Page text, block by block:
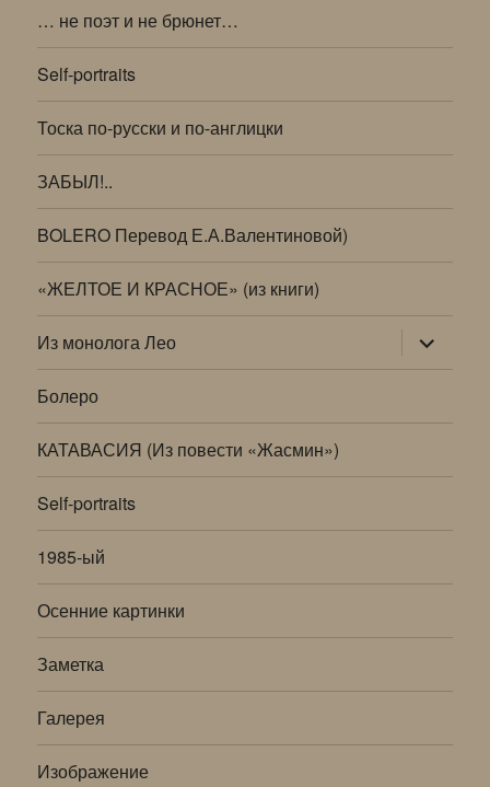
… не поэт и не брюнет…
Self-portraits
Тоска по-русски и по-англицки
ЗАБЫЛ!..
BOLERO Перевод Е.А.Валентиновой)
«ЖЕЛТОЕ И КРАСНОЕ» (из книги)
Из монолога Лео раскрыть
дочернее
меню
Болеро
КАТАВАСИЯ (Из повести «Жасмин»)
Self-portraits
1985-ый
Осенние картинки
Заметка
Галерея
Изображение